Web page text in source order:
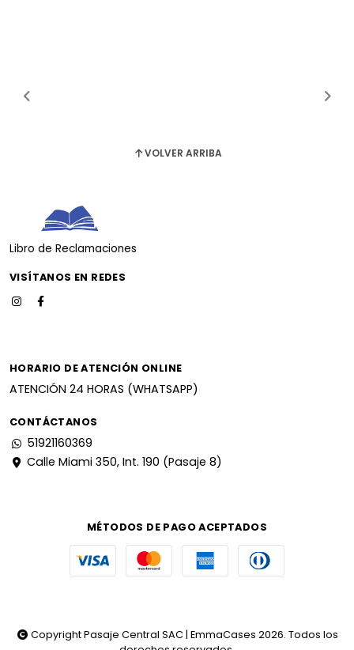
VOLVER ARRIBA
Libro de Reclamaciones
VISÍTANOS EN REDES
HORARIO DE ATENCIÓN ONLINE
ATENCIÓN 24 HORAS (WHATSAPP)
CONTÁCTANOS
51921160369
Calle Miami 350, Int. 190 (Pasaje 8)
MÉTODOS DE PAGO ACEPTADOS
Copyright Pasaje Central SAC | EmmaCases 2026. Todos los